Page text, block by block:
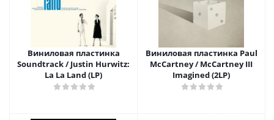
Виниловая пластинка
Soundtrack / Justin Hurwitz:
La La Land (LP)
Виниловая пластинка Paul
McCartney / McCartney III
Imagined (2LP)